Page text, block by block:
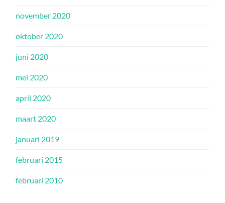
november 2020
oktober 2020
juni 2020
mei 2020
april 2020
maart 2020
januari 2019
februari 2015
februari 2010